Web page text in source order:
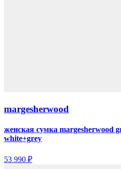
margesherwood
женская сумка margesherwood
white+grey
53 990 ₽